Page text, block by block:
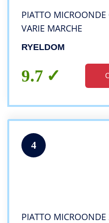
PIATTO
VARIE MARCHE
RYELDOM
9.7
4
PIATTO